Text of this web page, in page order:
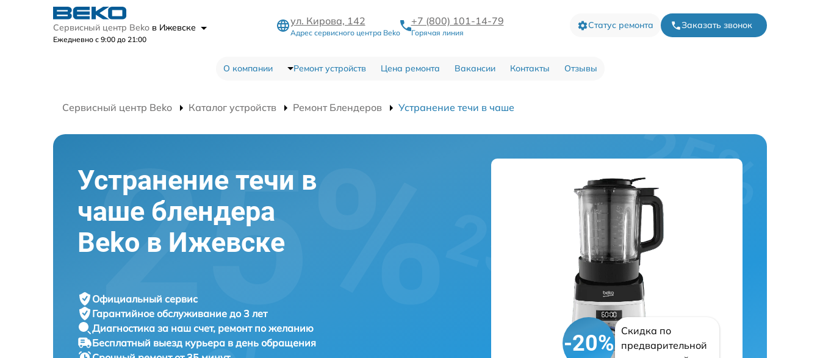
Сервисный центр Beko в Ижевске
Ежедневно с 9:00 до 21:00
ул. Кирова, 142
Адрес сервисного центра Beko
+7 (800) 101-14-79
Горячая линия
Статус ремонта Заказать звонок
О компании Ремонт устройств Цена ремонта Вакансии Контакты Отзывы
Сервисный центр Beko Каталог устройств Ремонт Блендеров Устранение течи в чаше
Устранение течи в
чаше блендера
Beko в Ижевске
Официальный сервис
Гарантийное обслуживание до 3 лет
Диагностика за наш счет, ремонт по желанию
Бесплатный выезд курьера в день обращения
-20%
Скидка по
предварительной